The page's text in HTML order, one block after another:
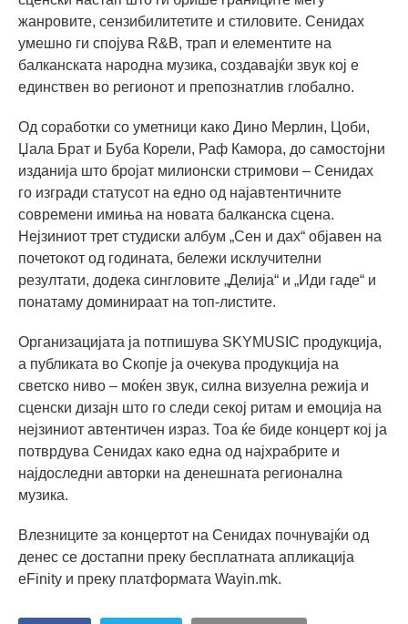
жанровите, сензибилитетите и стиловите. Сенидах
умешно ги спојува R&B, трап и елементите на
балканската народна музика, создавајќи звук кој е
единствен во регионот и препознатлив глобално.
Од соработки со уметници како Дино Мерлин, Цоби,
Џала Брат и Буба Корели, Раф Камора, до самостојни
изданија што бројат милионски стримови – Сенидах
го изгради статусот на едно од најавтентичните
современи имиња на новата балканска сцена.
Нејзиниот трет студиски албум „Сен и дах“ објавен на
почетокот од годината, бележи исклучителни
резултати, додека сингловите „Делија“ и „Иди гаде“ и
понатаму доминираат на топ-листите.
Организацијата ја потпишува SKYMUSIC продукција,
а публиката во Скопје ја очекува продукција на
светско ниво – моќен звук, силна визуелна режија и
сценски дизајн што го следи секој ритам и емоција на
нејзиниот автентичен израз. Тоа ќе биде концерт кој ја
потврдува Сенидах како една од најхрабрите и
најдоследни авторки на денешната регионална
музика.
Влезниците за концертот на Сенидах почнувајќи од
денес се достапни преку бесплатната апликација
eFinity и преку платформата Wayin.mk.